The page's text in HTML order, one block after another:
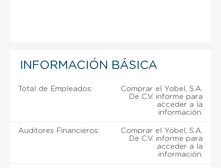
INFORMACIÓN BÁSICA
Total de Empleados:
Comprar el Yobel, S.A.
De C.V. informe para
acceder a la
información.
Auditores Financieros:
Comprar el Yobel, S.A.
De C.V. informe para
acceder a la
información.